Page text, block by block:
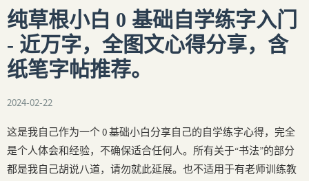
纯草根小白 0 基础自学练字入门
- 近万字，全图文心得分享，含
纸笔字帖推荐。
2024-02-22
这是我自己作为一个 0 基础小白分享自己的自学练字心得，完全
是个人体会和经验，不确保适合任何人。所有关于“书法”的部分
都是我自己胡说八道，请勿就此延展。也不适用于有老师训练教